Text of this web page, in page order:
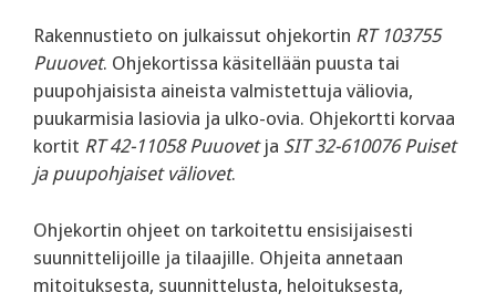
Rakennustieto on julkaissut ohjekortin RT 103755
Puuovet. Ohjekortissa käsitellään puusta tai
puupohjaisista aineista valmistettuja väliovia,
puukarmisia lasiovia ja ulko-ovia. Ohjekortti korvaa
kortit RT 42-11058 Puuovet ja SIT 32-610076 Puiset
ja puupohjaiset väliovet.
Ohjekortin ohjeet on tarkoitettu ensisijaisesti
suunnittelijoille ja tilaajille. Ohjeita annetaan
mitoituksesta, suunnittelusta, heloituksesta,